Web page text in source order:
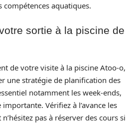
compétences aquatiques.
sortie à la piscine de
de votre visite à la piscine Atoo-o,
une stratégie de planification des
notamment les week-ends,
Vérifiez à l’avance les
pas à réserver des cours si